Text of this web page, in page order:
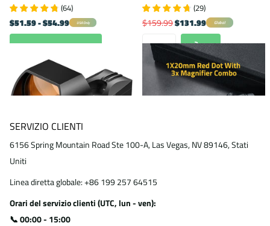
(64)
$51.59- $54.99 USA Only
(29)
$159.99$131.99 Global
SERVIZIO CLIENTI
6156 Spring Mountain Road Ste 100-A, Las Vegas, NV 89146, Stati
Uniti
Linea diretta globale: +86 199 257 64515
Orari del servizio clienti (UTC, lun - ven):
📞 00:00 - 15:00